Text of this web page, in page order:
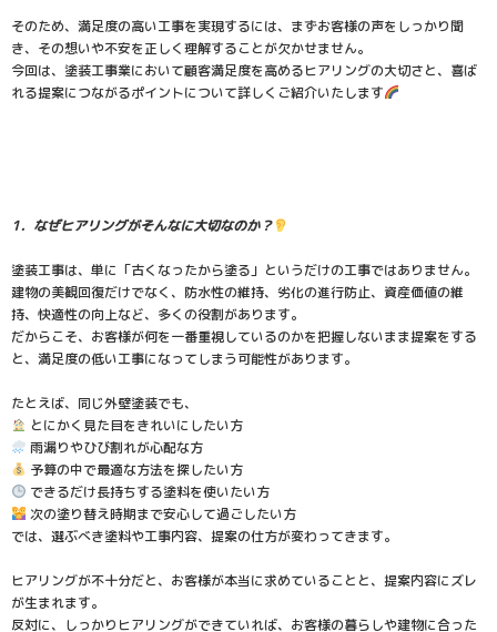
そのため、満足度の高い工事を実現するには、まずお客様の声をしっかり聞
き、その想いや不安を正しく理解することが欠かせません。
今回は、塗装工事業において顧客満足度を高めるヒアリングの大切さと、喜ば
れる提案につながるポイントについて詳しくご紹介いたします
1．なぜヒアリングがそんなに大切なのか？
塗装工事は、単に「古くなったから塗る」というだけの工事ではありません。
建物の美観回復だけでなく、防水性の維持、劣化の進行防止、資産価値の維
持、快適性の向上など、多くの役割があります。
だからこそ、お客様が何を一番重視しているのかを把握しないまま提案をする
と、満足度の低い工事になってしまう可能性があります。
たとえば、同じ外壁塗装でも、
とにかく見た目をきれいにしたい方
雨漏りやひび割れが心配な方
予算の中で最適な方法を探したい方
できるだけ長持ちする塗料を使いたい方
次の塗り替え時期まで安心して過ごしたい方
では、選ぶべき塗料や工事内容、提案の仕方が変わってきます。
ヒアリングが不十分だと、お客様が本当に求めていることと、提案内容にズレ
が生まれます。
反対に、しっかりヒアリングができていれば、お客様の暮らしや建物に合った